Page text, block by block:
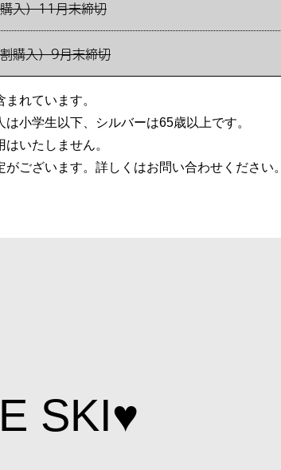
入）11月末締切
購入）9月末締切
れています。
小学生以下、シルバーは65歳以上です。
いたしません。
ございます。詳しくはお問い合わせください。
SKI♥